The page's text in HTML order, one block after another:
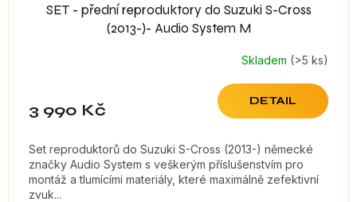
SET - přední reproduktory do Suzuki S-Cross
(2013-)- Audio System M
Skladem (>5 ks)
3 990 Kč DETAIL
Set reproduktorů do Suzuki S-Cross (2013-) německé
značky Audio System s veškerým příslušenstvím pro
montáž a tlumícími materiály, které maximálně zefektivní
zvuk...